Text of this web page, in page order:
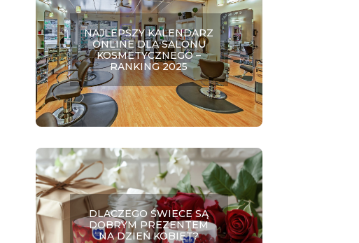
NAJLEPSZY KALENDARZ
ONLINE DLA SALONU
KOSMETYCZNEGO –
RANKING 2025
DLACZEGO ŚWIECE SĄ
DOBRYM PREZENTEM
NA DZIEŃ KOBIET?